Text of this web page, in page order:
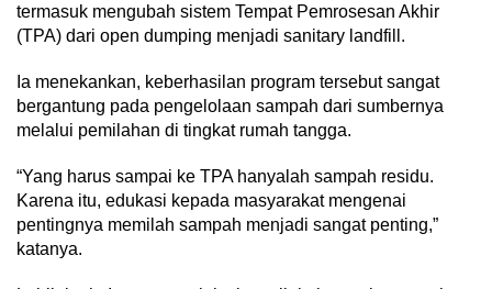
termasuk mengubah sistem Tempat Pemrosesan Akhir
(TPA) dari open dumping menjadi sanitary landfill.
Ia menekankan, keberhasilan program tersebut sangat
bergantung pada pengelolaan sampah dari sumbernya
melalui pemilahan di tingkat rumah tangga.
“Yang harus sampai ke TPA hanyalah sampah residu.
Karena itu, edukasi kepada masyarakat mengenai
pentingnya memilah sampah menjadi sangat penting,”
katanya.